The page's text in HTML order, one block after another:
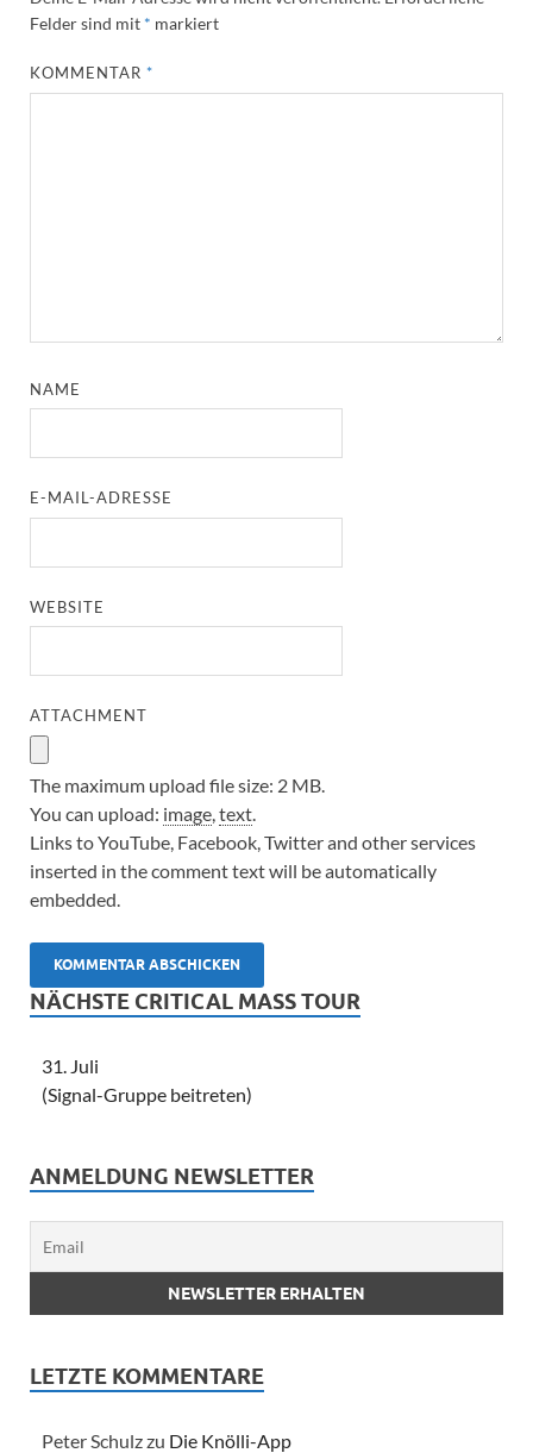
Felder sind mit * markiert
KOMMENTAR*
NAME
E-MAIL-ADRESSE
WEBSITE
ATTACHMENT
The maximum upload file size: 2 MB.
You can upload: image,text.
Links to YouTube, Facebook, Twitter and other services
inserted in the comment text will be automatically
embedded.
NÄCHSTE CRITICAL MASS TOUR
31. Juli
(Signal-Gruppe beitreten)
ANMELDUNG NEWSLETTER
LETZTE KOMMENTARE
Peter Schulz zu Die Knölli-App